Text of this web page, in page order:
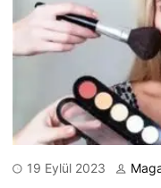
19 Eylül 2023